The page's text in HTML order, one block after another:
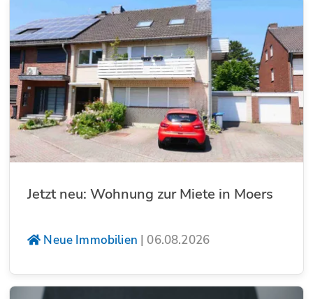
Jetzt neu: Wohnung zur Miete in Moers
Neue Immobilien | 06.08.2026